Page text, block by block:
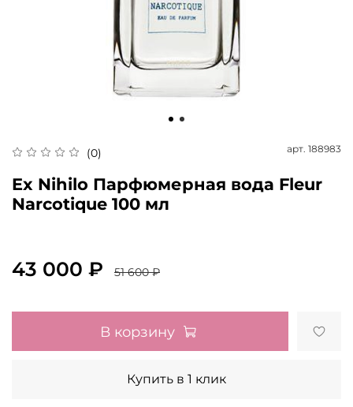
(0) арт. 188983
Ex Nihilo Парфюмерная вода Fleur
Narcotique 100 мл
43 000 ₽ 51 600 ₽
В корзину
Купить в 1 клик